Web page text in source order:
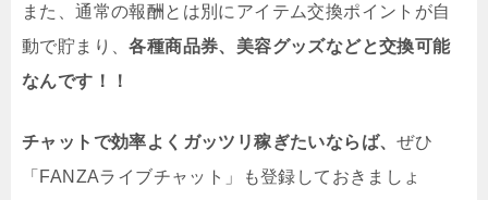
また、通常の報酬とは別にアイテム交換ポイントが自
動で貯まり、各種商品券、美容グッズなどと交換可能
なんです！！
チャットで効率よくガッツリ稼ぎたいならば、ぜひ
「FANZAライブチャット」も登録しておきましょ